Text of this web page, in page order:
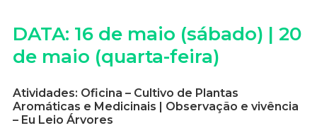
DATA: 16 de maio (sábado) | 20
de maio (quarta-feira)
Atividades: Oficina – Cultivo de Plantas
Aromáticas e Medicinais | Observação e vivência
– Eu Leio Árvores